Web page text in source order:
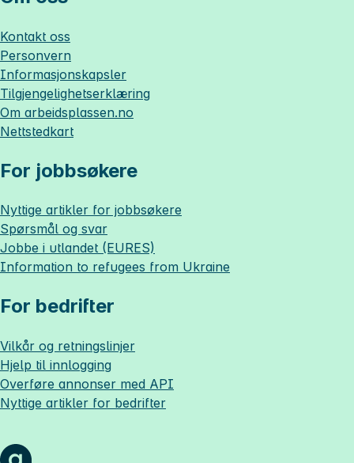
Kontakt oss
Personvern
Informasjonskapsler
Tilgjengelighetserklæring
Om arbeidsplassen.no
Nettstedkart
For jobbsøkere
Nyttige artikler for jobbsøkere
Spørsmål og svar
Jobbe i utlandet (EURES)
Information to refugees from Ukraine
For bedrifter
Vilkår og retningslinjer
Hjelp til innlogging
Overføre annonser med API
Nyttige artikler for bedrifter